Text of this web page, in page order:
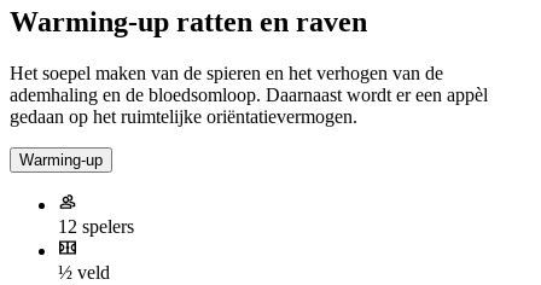
Warming-up ratten en raven
Het soepel maken van de spieren en het verhogen van de
ademhaling en de bloedsomloop. Daarnaast wordt er een appèl
gedaan op het ruimtelijke oriëntatievermogen.
Warming-up
12 spelers
½ veld